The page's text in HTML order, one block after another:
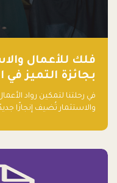
فلك للأعمال
بجائزة التميز
ريادة الأعمال
في رحلتنا لتمكين رواد
والاستثمار تُضيف إنجازًا